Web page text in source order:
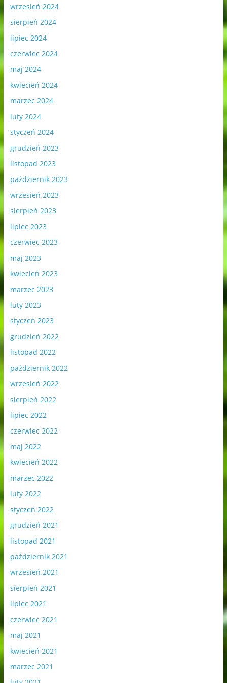
wrzesień 2024
sierpień 2024
lipiec 2024
czerwiec 2024
maj 2024
kwiecień 2024
marzec 2024
luty 2024
styczeń 2024
grudzień 2023
listopad 2023
październik 2023
wrzesień 2023
sierpień 2023
lipiec 2023
czerwiec 2023
maj 2023
kwiecień 2023
marzec 2023
luty 2023
styczeń 2023
grudzień 2022
listopad 2022
październik 2022
wrzesień 2022
sierpień 2022
lipiec 2022
czerwiec 2022
maj 2022
kwiecień 2022
marzec 2022
luty 2022
styczeń 2022
grudzień 2021
listopad 2021
październik 2021
wrzesień 2021
sierpień 2021
lipiec 2021
czerwiec 2021
maj 2021
kwiecień 2021
marzec 2021